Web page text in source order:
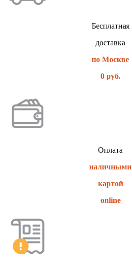
Бесплатная
доставка
по Москве
0 руб.
Оплата
наличными
картой
online